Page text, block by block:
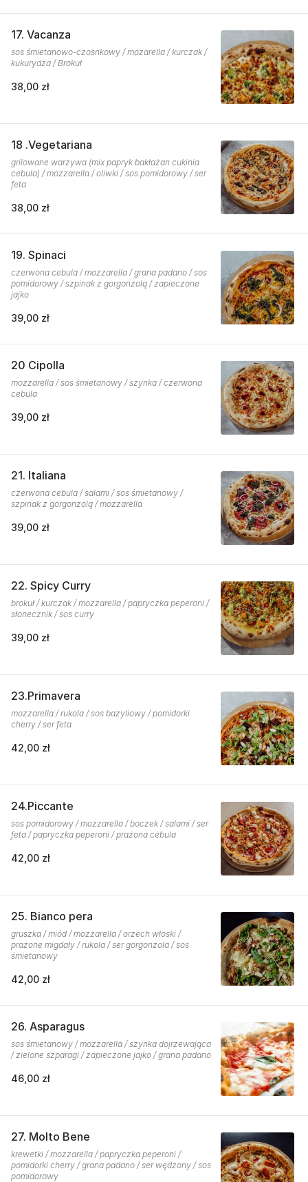
17. Vacanza
sos śmietanowo-czosnkowy / mozarella / kurczak /
kukurydza / Brokuł
38,00 zł
18 .Vegetariana
grilowane warzywa (mix papryk bakłażan cukinia
cebula) / mozzarella / oliwki / sos pomidorowy / ser
feta
38,00 zł
19. Spinaci
czerwona cebula / mozzarella / grana padano / sos
pomidorowy / szpinak z gorgonzolą / zapieczone
jajko
39,00 zł
20 Cipolla
mozzarella / sos śmietanowy / szynka / czerwona
cebula
39,00 zł
21. Italiana
czerwona cebula / salami / sos śmietanowy /
szpinak z gorgonzolą / mozzarella
39,00 zł
22. Spicy Curry
brokuł / kurczak / mozzarella / papryczka peperoni /
słonecznik / sos curry
39,00 zł
23.Primavera
mozzarella / rukola / sos bazyliowy / pomidorki
cherry / ser feta
42,00 zł
24.Piccante
sos pomidorowy / mozzarella / boczek / salami / ser
feta / papryczka peperoni / prażona cebula
42,00 zł
25. Bianco pera
gruszka / miód / mozzarella / orzech włoski /
prażone migdały / rukola / ser gorgonzola / sos
śmietanowy
42,00 zł
26. Asparagus
sos śmietanowy / mozzarella / szynka dojrzewająca
/ zielone szparagi / zapieczone jajko / grana padano
46,00 zł
27. Molto Bene
krewetki / mozzarella / papryczka peperoni /
pomidorki cherry / grana padano / ser wędzony / sos
pomidorowy